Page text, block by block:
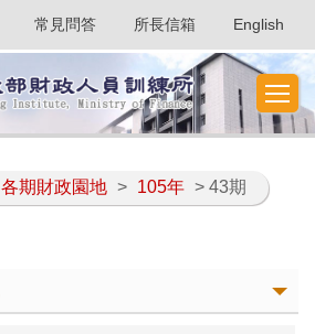
常見問答 所長信箱 English
各期財政園地 > 105年 > 43期